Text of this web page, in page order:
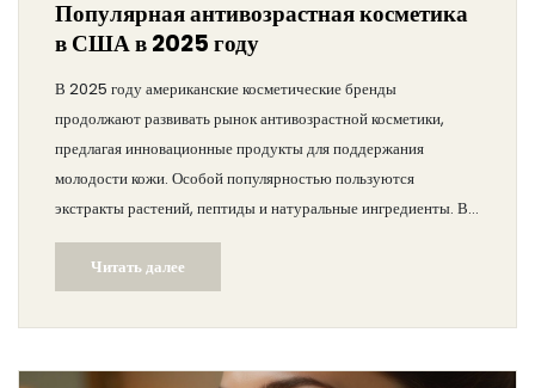
Популярная антивозрастная косметика
в США в 2025 году
В 2025 году американские косметические бренды
продолжают развивать рынок антивозрастной косметики,
предлагая инновационные продукты для поддержания
молодости кожи. Особой популярностью пользуются
экстракты растений, пептиды и натуральные ингредиенты. В
статье рассматриваются актуальные бьюти-тренды,
интересные факты о предпочтениях американок и
практические советы по уходу за кожей. Читатель сможет
узнать о самых популярных продуктах на рынке и
Читать далее